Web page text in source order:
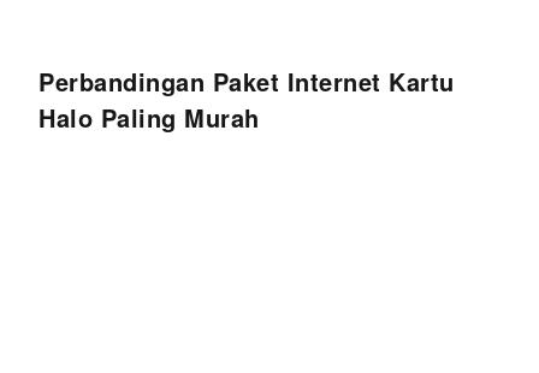
Perbandingan Paket Internet Kartu
Halo Paling Murah